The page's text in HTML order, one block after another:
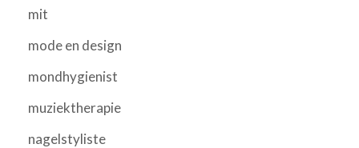
mit
mode en design
mondhygienist
muziektherapie
nagelstyliste